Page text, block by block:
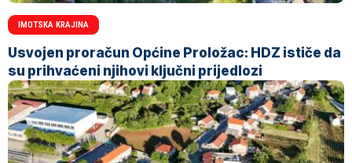
IMOTSKA KRAJINA
Usvojen proračun Općine Proložac: HDZ ističe da
su prihvaćeni njihovi ključni prijedlozi